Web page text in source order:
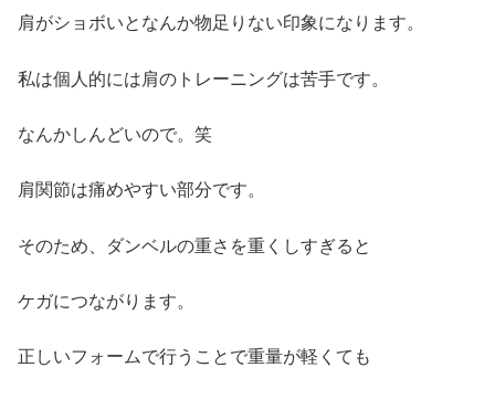
肩がショボいとなんか物足りない印象になります。
私は個人的には肩のトレーニングは苦手です。
なんかしんどいので。笑
肩関節は痛めやすい部分です。
そのため、ダンベルの重さを重くしすぎると
ケガにつながります。
正しいフォームで行うことで重量が軽くても